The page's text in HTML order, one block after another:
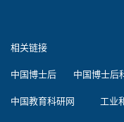
相关链接
中国博士后 中国博士后
中国教育科研网 工业